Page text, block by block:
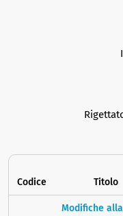
Codice Titolo
Modifiche